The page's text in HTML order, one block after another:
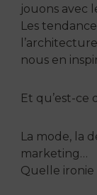
jouons avec
Les
nous en
Et qu’est-ce
La mode, la
marketing…
Quelle ironie